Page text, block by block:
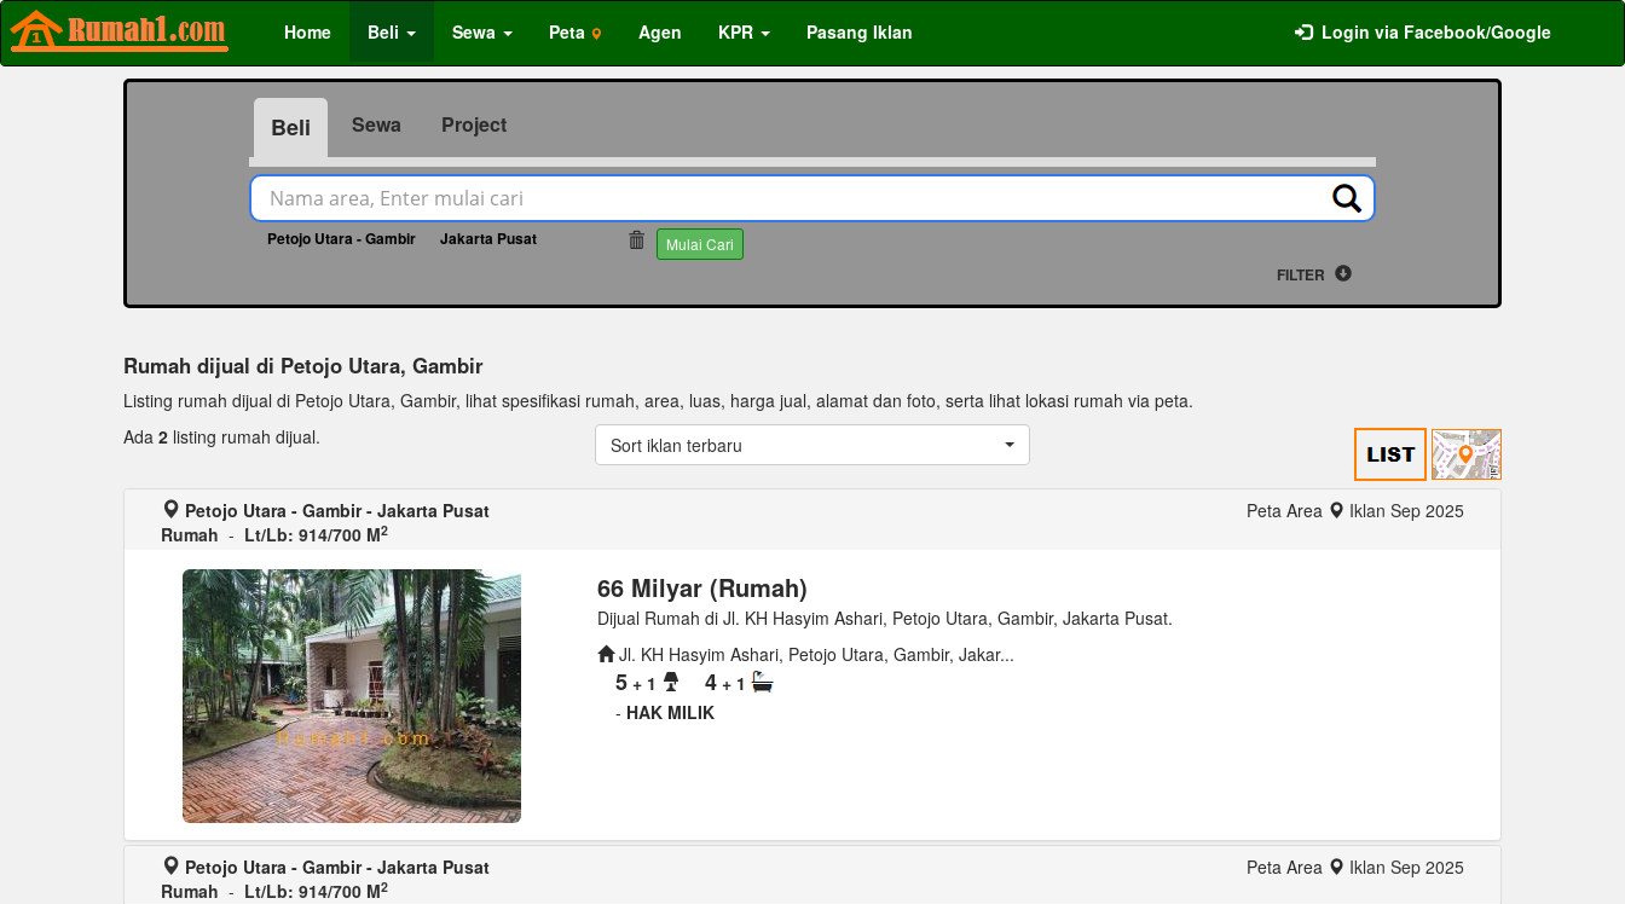
Home Beli Sewa Peta Agen KPR Pasang Iklan Login via Facebook/Google
Beli Sewa Project
Petojo Utara - Gambir Jakarta Pusat Mulai Cari
FILTER
Rumah dijual di Petojo Utara, Gambir
Listing rumah dijual di Petojo Utara, Gambir, lihat spesifikasi rumah, area, luas, harga jual, alamat dan foto, serta lihat lokasi rumah via peta.
Ada 2 listing rumah dijual. Sort iklan terbaru
Petojo Utara - Gambir - Jakarta Pusat
Rumah - Lt/Lb: 914/700 M2
Peta Area Iklan Sep 2025
66 Milyar (Rumah)
Dijual Rumah di Jl. KH Hasyim Ashari, Petojo Utara, Gambir, Jakarta Pusat.
Jl. KH Hasyim Ashari, Petojo Utara, Gambir, Jakar...
5 + 1 4 + 1
- HAK MILIK
Petojo Utara - Gambir - Jakarta Pusat
Rumah - Lt/Lb: 914/700 M2
Peta Area Iklan Sep 2025